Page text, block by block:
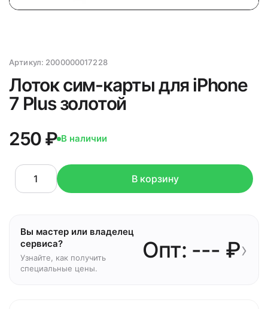
Артикул: 2000000017228
Лоток сим-карты для iPhone
7 Plus золотой
250 ₽ В наличии
В корзину
Вы мастер или владелец
сервиса?
Узнайте, как получить
специальные цены.
Опт: --- ₽›